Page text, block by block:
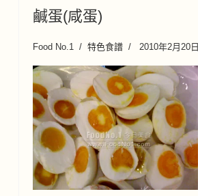
鹹蛋(咸蛋)
Food No.1 特色食譜 2010年2月20日